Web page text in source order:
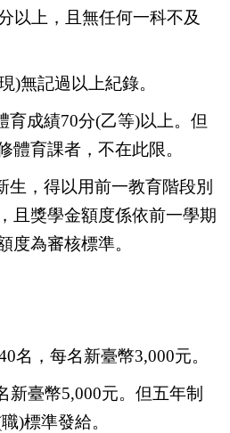
以上，且無任何一科不及
)無記過以上紀錄。
育成績70分(乙等)以上。但
體育課者，不在此限。
生，得以用前一教育階段別
且獎學金額度係依前一學期
度為審核標準。
名，每名新臺幣3,000元。
新臺幣5,000元。但五年制
)標準發給。